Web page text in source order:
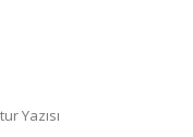
Yazısı